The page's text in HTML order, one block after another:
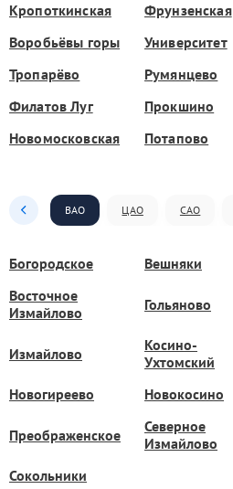
Кропоткинская
Фрунзенская
Воробьёвы горы
Университет
Тропарёво
Румянцево
Филатов Луг
Прокшино
Новомосковская
Потапово
ВАО ЦАО САО
Богородское Вешняки
Восточное
Измайлово
Гольяново
Измайлово
Косино-
Ухтомский
Новогиреево Новокосино
Преображенское
Северное
Измайлово
Сокольники